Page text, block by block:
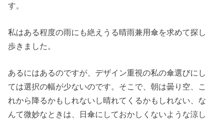
す。
私はある程度の雨にも絶えうる晴雨兼用傘を求めて探し
歩きました。
あるにはあるのですが、デザイン重視の私の傘選びにし
ては選択の幅が少ないのです。そこで、朝は曇り空、こ
れから降るかもしれないし晴れてくるかもしれない、な
んて微妙なときは、日傘にしておかしくないような涼し